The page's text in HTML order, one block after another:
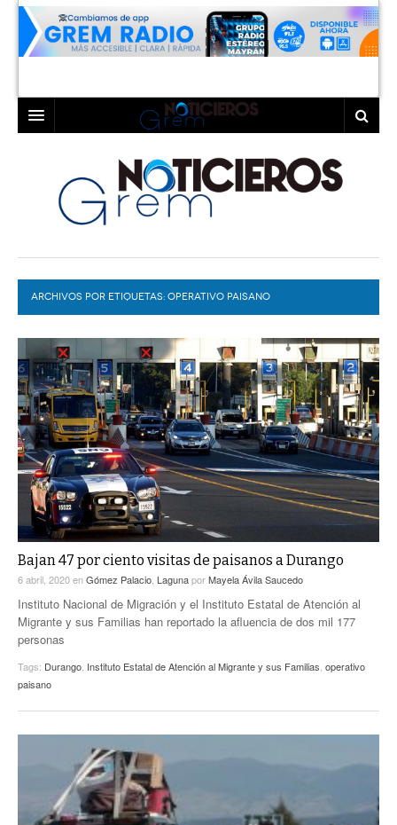
LAGUNA
TORREÓN
GÓMEZ PALACIO
LERDO
COAHUILA
DURANGO
DEPORTES
EXA
EL EXACTO
EXA INFORMA
GLOBO
CONTEXTOS
TRAYECTO LAGUNA
A MEDIA MAÑANA
A TODA LEY
DIÁLOGOS CON LA HISTORIA
TWEETS AND BEATS
LA MEJOR 97.1 ESTÉREO GALLITO
ACTUALIDADES GREM
LA MEJOR INFORMACIÓN
COLABORADORES
PC29
ACTUALIDADES GREM
ARCHIVOS POR ETIQUETAS: OPERATIVO PAISANO
Bajan 47 por ciento visitas de paisanos a Durango
6 abril, 2020enGómez Palacio LagunaporMayela Ávila Saucedo
Instituto Nacional de Migración y el Instituto Estatal de Atención al
Migrante y sus Familias han reportado la afluencia de dos mil 177
personas
Tags: Durango Instituto Estatal de Atención al Migrante y sus Familias operativo
paisano